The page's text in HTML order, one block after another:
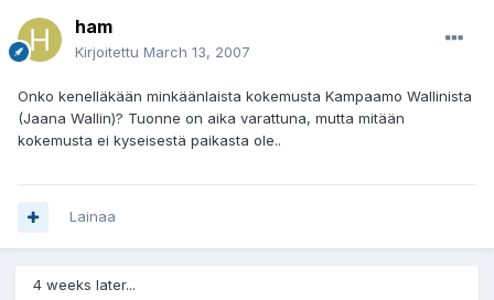
ham
Kirjoitettu March 13, 2007
Onko kenelläkään minkäänlaista kokemusta Kampaamo Wallinista
(Jaana Wallin)? Tuonne on aika varattuna, mutta mitään
kokemusta ei kyseisestä paikasta ole..
Lainaa
4 weeks later...